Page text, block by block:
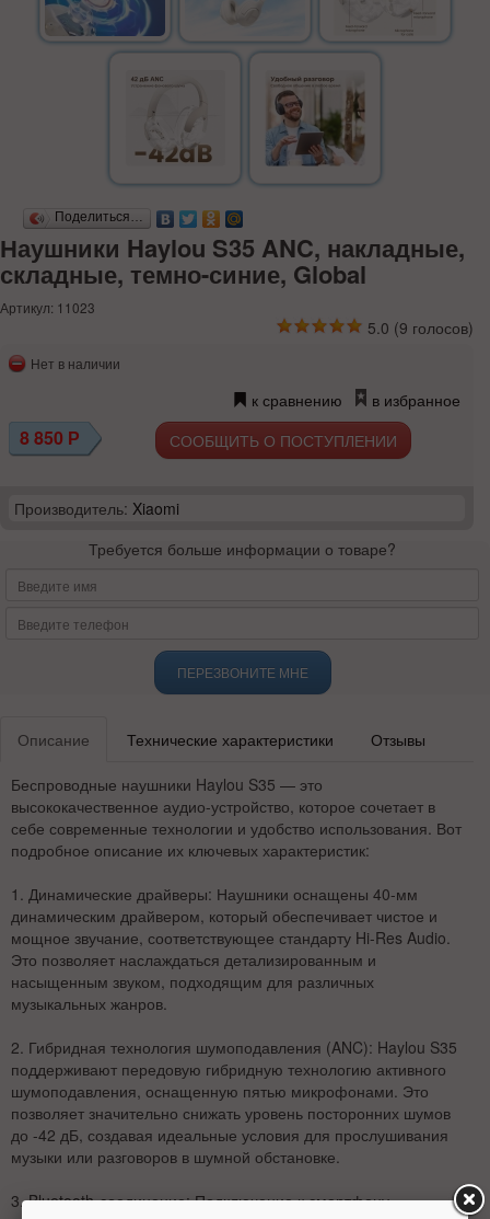
Поделиться…
Наушники Haylou S35 ANC, накладные,
складные, темно-синие, Global
Артикул: 11023
5.0 (9 голосов)
Нет в наличии
к сравнению в избранное
8 850 Р СООБЩИТЬ О ПОСТУПЛЕНИИ
Производитель: Xiaomi
Требуется больше информации о товаре?
ПЕРЕЗВОНИТЕ МНЕ
Описание Технические характеристики Отзывы
Беспроводные наушники Haylou S35 — это
высококачественное аудио-устройство, которое сочетает в
себе современные технологии и удобство использования. Вот
подробное описание их ключевых характеристик:
1. Динамические драйверы: Наушники оснащены 40-мм
динамическим драйвером, который обеспечивает чистое и
мощное звучание, соответствующее стандарту Hi-Res Audio.
Это позволяет наслаждаться детализированным и
насыщенным звуком, подходящим для различных
музыкальных жанров.
2. Гибридная технология шумоподавления (ANC): Haylou S35
поддерживают передовую гибридную технологию активного
шумоподавления, оснащенную пятью микрофонами. Это
позволяет значительно снижать уровень посторонних шумов
до -42 дБ, создавая идеальные условия для прослушивания
музыки или разговоров в шумной обстановке.
3.Bluetooth-соединение: Подключение к смартфону